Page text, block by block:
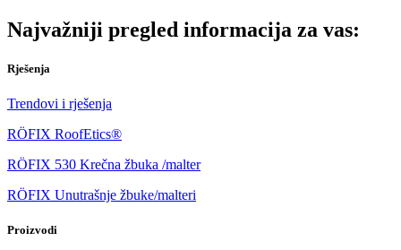
Najvažniji pregled informacija za vas:
Rješenja
Trendovi i rješenja
RÖFIX RoofEtics®
RÖFIX 530 Krečna žbuka /malter
RÖFIX Unutrašnje žbuke/malteri
Proizvodi